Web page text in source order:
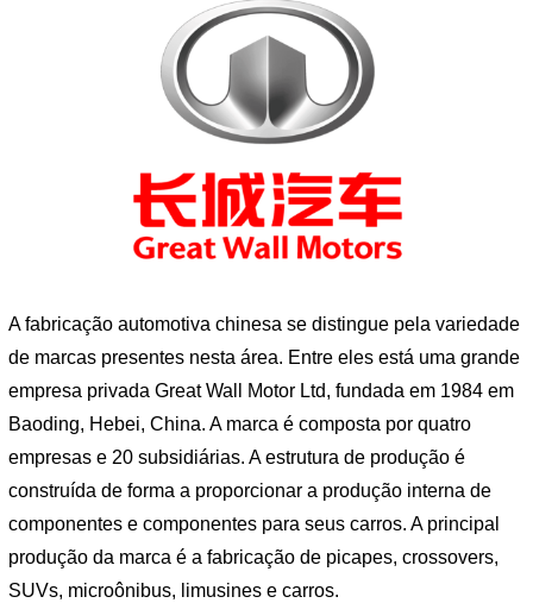
A fabricação automotiva chinesa se distingue pela variedade
de marcas presentes nesta área. Entre eles está uma grande
empresa privada Great Wall Motor Ltd, fundada em 1984 em
Baoding, Hebei, China. A marca é composta por quatro
empresas e 20 subsidiárias. A estrutura de produção é
construída de forma a proporcionar a produção interna de
componentes e componentes para seus carros. A principal
produção da marca é a fabricação de picapes, crossovers,
SUVs, microônibus, limusines e carros.